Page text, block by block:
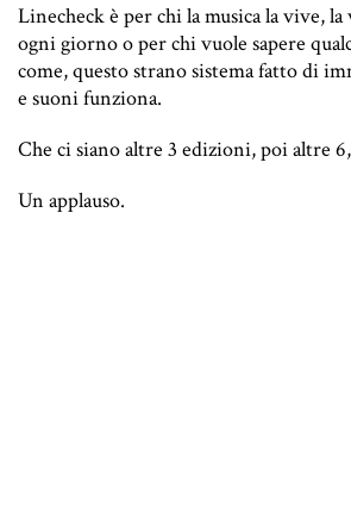
Linecheck è per chi la musica la vive,
ogni giorno o per chi vuole sapere
come, questo strano sistema fatto di
e suoni funziona.
Che ci siano altre 3 edizioni, poi altre
Un applauso.